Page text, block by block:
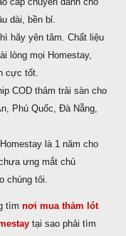
dài, bền bỉ.
hãy yên tâm. Chất liệu
lòng mọi Homestay,
cực tốt.
COD thảm trải sàn cho
Phú Quốc, Đà Nẵng,
là 1 năm cho
ưng mắt chủ
chúng tôi.
tìm nơi mua thảm lót
tại sao phải tìm